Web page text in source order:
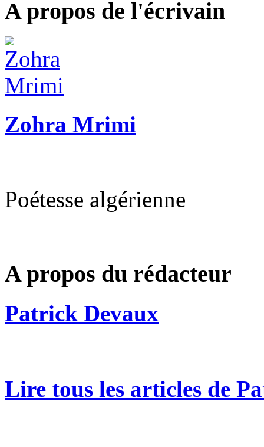
A propos de l'écrivain
Zohra Mrimi
Poétesse algérienne
A propos du rédacteur
Patrick Devaux
Lire tous les articles de